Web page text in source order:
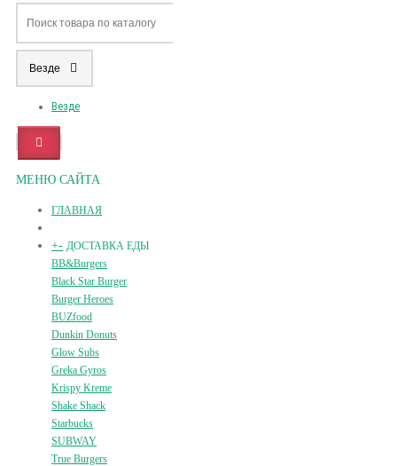
Везде
Везде
МЕНЮ САЙТА
ГЛАВНАЯ
+- ДОСТАВКА ЕДЫ
BB&Burgers
Black Star Burger
Burger Heroes
BUZfood
Dunkin Donuts
Glow Subs
Greka Gyros
Krispy Kreme
Shake Shack
Starbucks
SUBWAY
True Burgers